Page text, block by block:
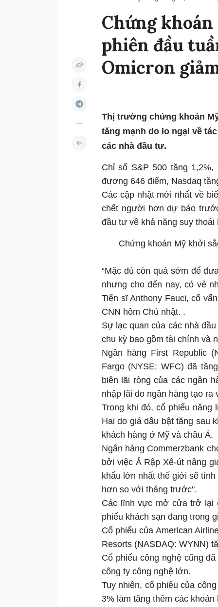
Chứng
phiên đầu
Omicron
Thị trường chứng khoán
tăng mạnh do lo ngại về
các nhà đầu tư.
Chỉ số S&P 500 tăng
đương 646 điểm, Nasdaq
Các cập nhật mới nhất về
chết người hơn dự báo
đầu tư về khả năng suy thoái
Chứng khoán Mỹ khởi
“Mặc dù còn quá sớm để
nhưng cho đến nay, có vẻ
Tiến sĩ Anthony Fauci, cố
CNN hôm Chủ nhật. .
Sự lạc quan của các nhà
chu kỳ bao gồm tài chính và
Ngân hàng First Republic
Fargo (NYSE: WFC) đã
biên lãi ròng của các ngân
nhập lãi do ngân hàng tạo
Trong khi đó, cổ phiếu
Hai do giá dầu bật tăng sau
khách hàng ở Mỹ và châu Á.
Ngân hàng Commerzbank
bởi việc Ả Rập Xê-út nâng
khẩu lớn nhất thế giới sẽ
hơn so với tháng trước".
Các lĩnh vực mở cửa trở lại
phiếu khách sạn đang trong
Cổ phiếu của American
Resorts (NASDAQ: WYNN)
Cổ phiếu công nghệ cũng
công ty công nghệ lớn.
Tuy nhiên, cổ phiếu của
3% làm tăng thêm các